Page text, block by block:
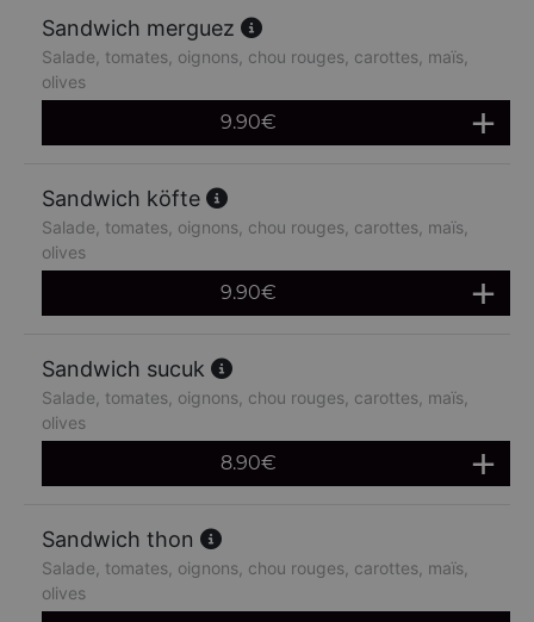
Sandwich merguez
Salade, tomates, oignons, chou rouges, carottes, maïs,
olives
9.90€
Sandwich köfte
Salade, tomates, oignons, chou rouges, carottes, maïs,
olives
9.90€
Sandwich sucuk
Salade, tomates, oignons, chou rouges, carottes, maïs,
olives
8.90€
Sandwich thon
Salade, tomates, oignons, chou rouges, carottes, maïs,
olives